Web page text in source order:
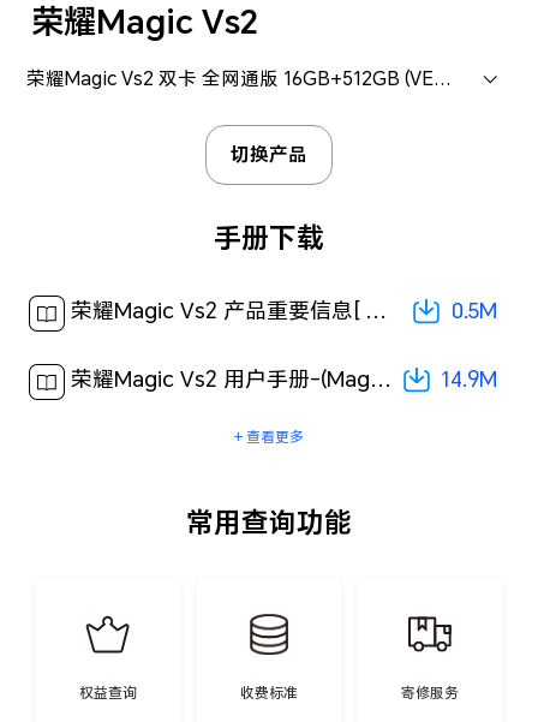
荣耀Magic Vs2
荣耀Magic Vs2 双卡 全网通版 16GB+512GB (VER-AN00)
切换产品
手册下载
荣耀Magic Vs2 产品重要信息[ 0.5M ] 0.5M
荣耀Magic Vs2 用户手册-(MagicOS 7.2_01,zh-cn)[ 14.9M ] 14.9M
+ 查看更多
常用查询功能
权益查询 收费标准 寄修服务